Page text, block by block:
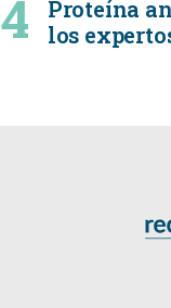
Proteína
los